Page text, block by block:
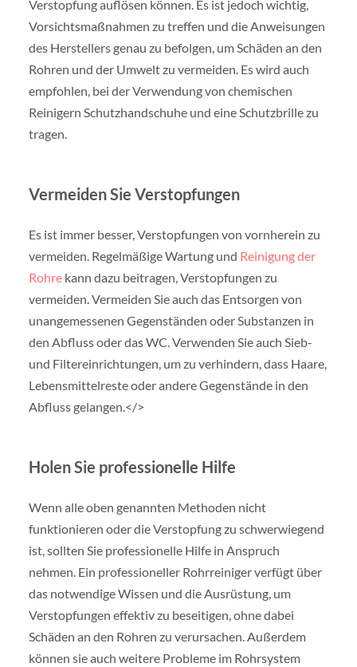
Verstopfung auflösen können. Es ist jedoch wichtig,
Vorsichtsmaßnahmen zu treffen und die Anweisungen
des Herstellers genau zu befolgen, um Schäden an den
Rohren und der Umwelt zu vermeiden. Es wird auch
empfohlen, bei der Verwendung von chemischen
Reinigern Schutzhandschuhe und eine Schutzbrille zu
tragen.
Vermeiden Sie Verstopfungen
Es ist immer besser, Verstopfungen von vornherein zu
vermeiden. Regelmäßige Wartung und Reinigung der
Rohrekann dazu beitragen, Verstopfungen zu
vermeiden. Vermeiden Sie auch das Entsorgen von
unangemessenen Gegenständen oder Substanzen in
den Abfluss oder das WC. Verwenden Sie auch Sieb-
und Filtereinrichtungen, um zu verhindern, dass Haare,
Lebensmittelreste oder andere Gegenstände in den
Abfluss gelangen.</>
Holen Sie professionelle Hilfe
Wenn alle oben genannten Methoden nicht
funktionieren oder die Verstopfung zu schwerwiegend
ist, sollten Sie professionelle Hilfe in Anspruch
nehmen. Ein professioneller Rohrreiniger verfügt über
das notwendige Wissen und die Ausrüstung, um
Verstopfungen effektiv zu beseitigen, ohne dabei
Schäden an den Rohren zu verursachen. Außerdem
können sie auch weitere Probleme im Rohrsystem